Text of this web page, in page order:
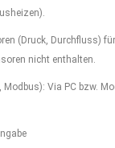
(Druck, Durchfluss) für
nicht enthalten.
Via PC bzw.